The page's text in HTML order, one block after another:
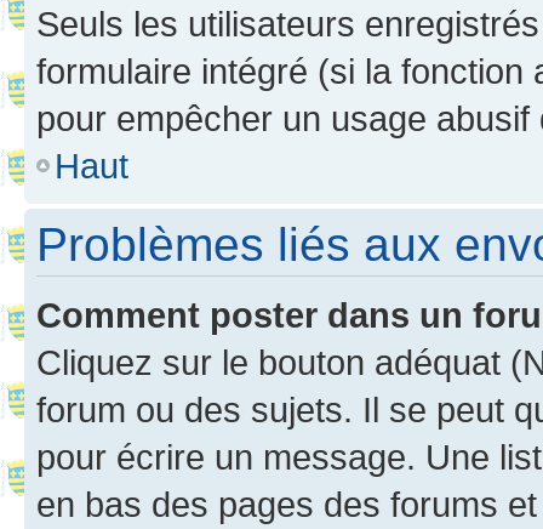
Seuls les utilisateurs
formulaire intégré (si la fonction
pour empêcher un usage
Haut
Problèmes liés aux
Comment poster dans un
Cliquez sur le bouton adéquat
forum ou des sujets. Il se peut
pour écrire un message. Une
en bas des pages des forums